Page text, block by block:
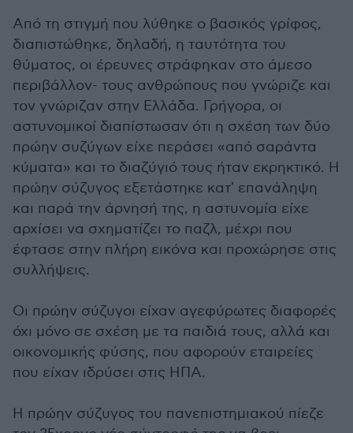
Από τη στιγμή που λύθηκε ο βασικός γρίφος,
διαπιστώθηκε, δηλαδή, η ταυτότητα του
θύματος, οι έρευνες στράφηκαν στο άμεσο
περιβάλλον- τους ανθρώπους που γνώριζε και
τον γνώριζαν στην Ελλάδα. Γρήγορα, οι
αστυνομικοί διαπίστωσαν ότι η σχέση των δύο
πρώην συζύγων είχε περάσει «από σαράντα
κύματα» και το διαζύγιό τους ήταν εκρηκτικό. Η
πρώην σύζυγος εξετάστηκε κατ' επανάληψη
και παρά την άρνησή της, η αστυνομία είχε
αρχίσει να σχηματίζει το παζλ, μέχρι που
έφτασε στην πλήρη εικόνα και προχώρησε στις
συλλήψεις.
Οι πρώην σύζυγοι είχαν αγεφύρωτες διαφορές
όχι μόνο σε σχέση με τα παιδιά τους, αλλά και
οικονομικής φύσης, που αφορούν εταιρείες
που είχαν ιδρύσει στις ΗΠΑ.
Η πρώην σύζυγος του πανεπιστημιακού πίεζε